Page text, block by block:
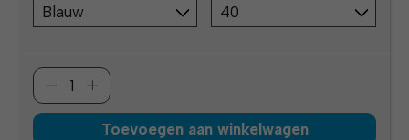
Toevoegen aan winkelwagen